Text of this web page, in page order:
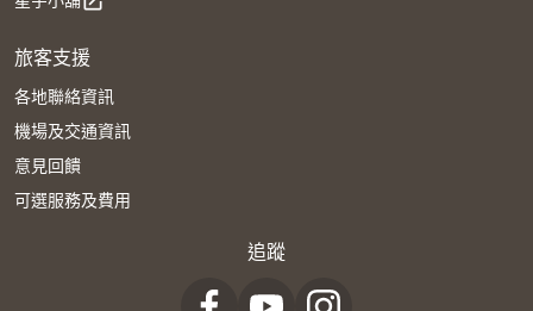
旅客支援
各地聯絡資訊
機場及交通資訊
意見回饋
可選服務及費用
追蹤